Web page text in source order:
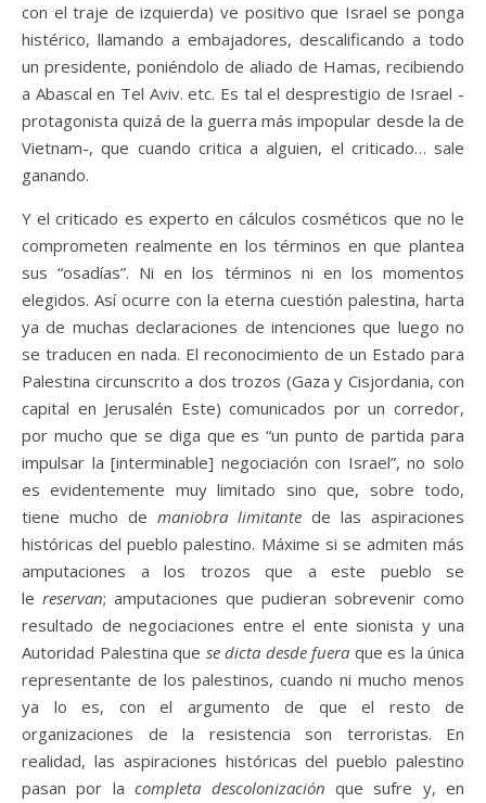
con el traje de izquierda) ve positivo que Israel se ponga
histérico, llamando a embajadores, descalificando a todo
un presidente, poniéndolo de aliado de Hamas, recibiendo
a Abascal en Tel Aviv. etc. Es tal el desprestigio de Israel -
protagonista quizá de la guerra más impopular desde la de
Vietnam-, que cuando critica a alguien, el criticado… sale
ganando.
Y el criticado es experto en cálculos cosméticos que no le
comprometen realmente en los términos en que plantea
sus “osadías”. Ni en los términos ni en los momentos
elegidos. Así ocurre con la eterna cuestión palestina, harta
ya de muchas declaraciones de intenciones que luego no
se traducen en nada. El reconocimiento de un Estado para
Palestina circunscrito a dos trozos (Gaza y Cisjordania, con
capital en Jerusalén Este) comunicados por un corredor,
por mucho que se diga que es “un punto de partida para
impulsar la [interminable] negociación con Israel”, no solo
es evidentemente muy limitado sino que, sobre todo,
tiene mucho de maniobra limitante de las aspiraciones
históricas del pueblo palestino. Máxime si se admiten más
amputaciones a los trozos que a este pueblo se
le reservan; amputaciones que pudieran sobrevenir como
resultado de negociaciones entre el ente sionista y una
Autoridad Palestina que se dicta desde fuera que es la única
representante de los palestinos, cuando ni mucho menos
ya lo es, con el argumento de que el resto de
organizaciones de la resistencia son terroristas. En
realidad, las aspiraciones históricas del pueblo palestino
pasan por lacompleta descolonización que sufre y, en